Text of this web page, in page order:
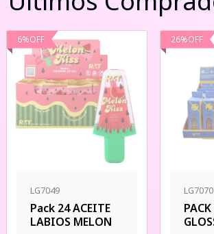
6%OFF
LG7049
Pack 24 ACEITE
LABIOS MELON
26%OFF
LG7070